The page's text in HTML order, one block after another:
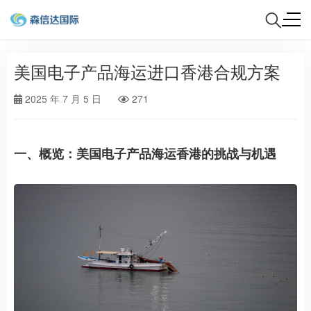
美国电子产品海运进口香港合规方案
2025 年 7 月 5 日 271
一、概览：美国电子产品海运香港的挑战与机遇